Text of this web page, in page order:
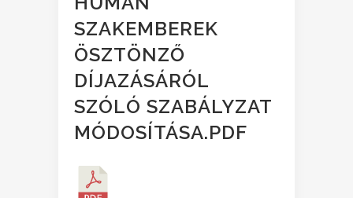
SZAKEMBEREK
ÖSZTÖNZŐ
DÍJAZÁSÁRÓL
SZÓLÓ SZABÁLYZAT
MÓDOSÍTÁSA.PDF